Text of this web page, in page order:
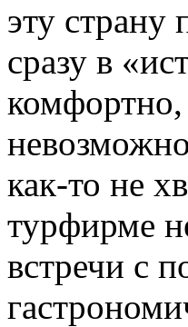
эту страну
сразу в
комфортно,
как-то не
турфирме
встречи с